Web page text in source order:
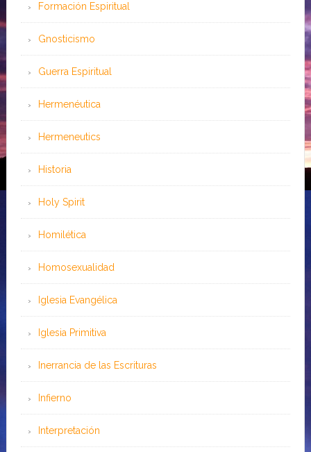
Formación Espiritual
Gnosticismo
Guerra Espiritual
Hermenéutica
Hermeneutics
Historia
Holy Spirit
Homilética
Homosexualidad
Iglesia Evangélica
Iglesia Primitiva
Inerrancia de las Escrituras
Infierno
Interpretación